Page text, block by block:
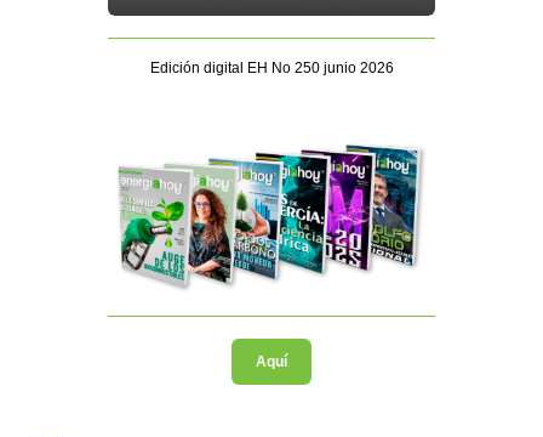
Edición digital EH No 250 junio 2026
Aquí